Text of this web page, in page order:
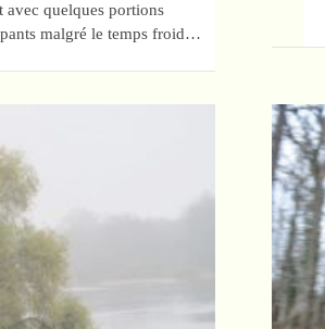
quelques portions
malgré le temps froid…